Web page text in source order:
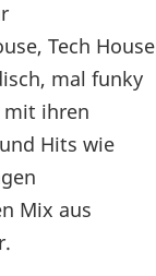
Tech House
mal funky
mit ihren
Hits wie
Mix aus